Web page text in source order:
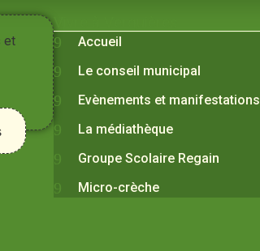
et
Vivre à Verquières
Accueil
Le conseil municipal
Evènements et manifestations
La médiathèque
Groupe Scolaire Regain
Micro-crèche